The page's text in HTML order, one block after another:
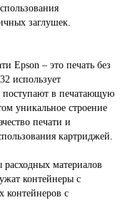
заглушек.
Epson – это печать без
использует
поступают в печатающую
уникальное строение
печати и
картриджей.
материалов
контейнеры с
контейнеров с